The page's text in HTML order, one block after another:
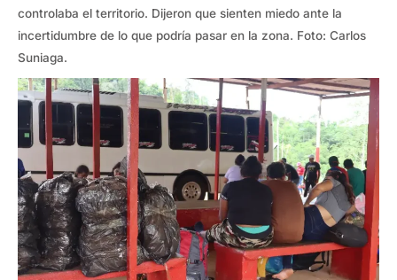
controlaba el territorio. Dijeron que sienten miedo ante la
incertidumbre de lo que podría pasar en la zona. Foto: Carlos
Suniaga.